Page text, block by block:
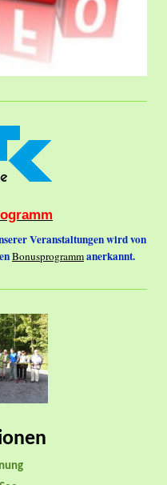
Veranstaltungen wird von
Bonusprogrammanerkannt.